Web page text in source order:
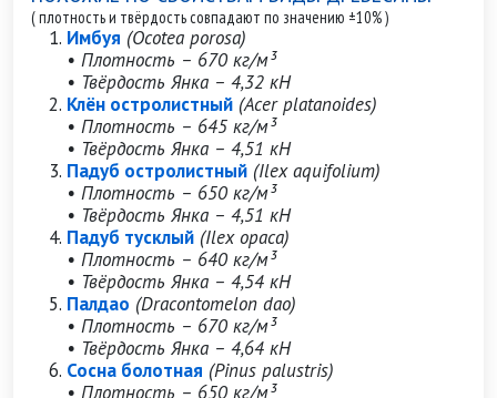
( плотность и твёрдость совпадают по значению ±10% )
Имбуя (Ocotea porosa)
• Плотность – 670 кг/м³
• Твёрдость Янка – 4,32 кН
Клён остролистный (Acer platanoides)
• Плотность – 645 кг/м³
• Твёрдость Янка – 4,51 кН
Падуб остролистный (Ilex aquifolium)
• Плотность – 650 кг/м³
• Твёрдость Янка – 4,51 кН
Падуб тусклый (Ilex opaca)
• Плотность – 640 кг/м³
• Твёрдость Янка – 4,54 кН
Палдао (Dracontomelon dao)
• Плотность – 670 кг/м³
• Твёрдость Янка – 4,64 кН
Сосна болотная (Pinus palustris)
• Плотность – 650 кг/м³